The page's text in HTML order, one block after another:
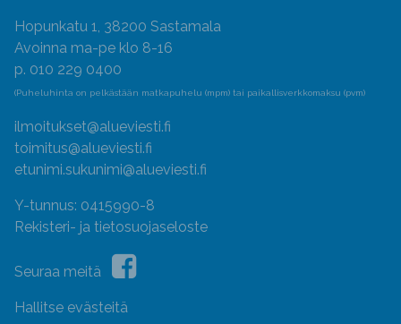
Hopunkatu 1, 38200 Sastamala
Avoinna ma-pe klo 8-16
p. 010 229 0400
(Puheluhinta on pelkästään matkapuhelu (mpm) tai paikallisverkkomaksu (pvm)
ilmoitukset@alueviesti.fi
toimitus@alueviesti.fi
etunimi.sukunimi@alueviesti.fi
Y-tunnus: 0415990-8
Rekisteri- ja tietosuojaseloste
Seuraa meitä
Hallitse evästeitä